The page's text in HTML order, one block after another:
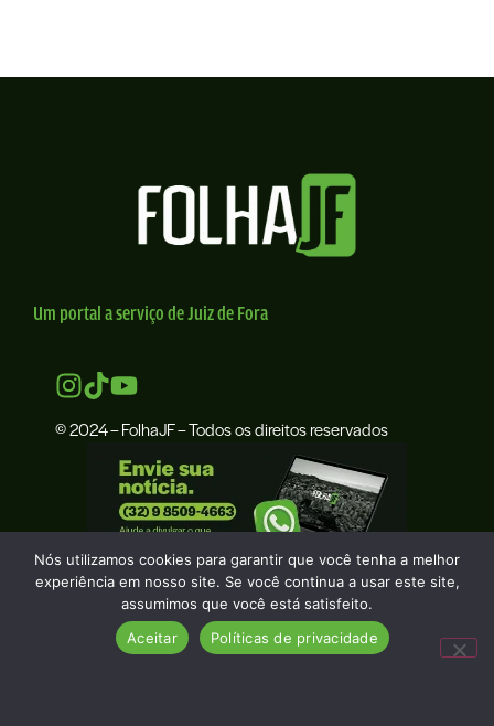
Um portal a serviço de Juiz de Fora
© 2024 – FolhaJF – Todos os direitos reservados
Nós utilizamos cookies para garantir que você tenha a melhor
experiência em nosso site. Se você continua a usar este site,
assumimos que você está satisfeito.
Aceitar
Políticas de privacidade